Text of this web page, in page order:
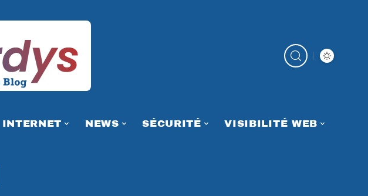
INTERNET NEWS SÉCURITÉ VISIBILITÉ WEB